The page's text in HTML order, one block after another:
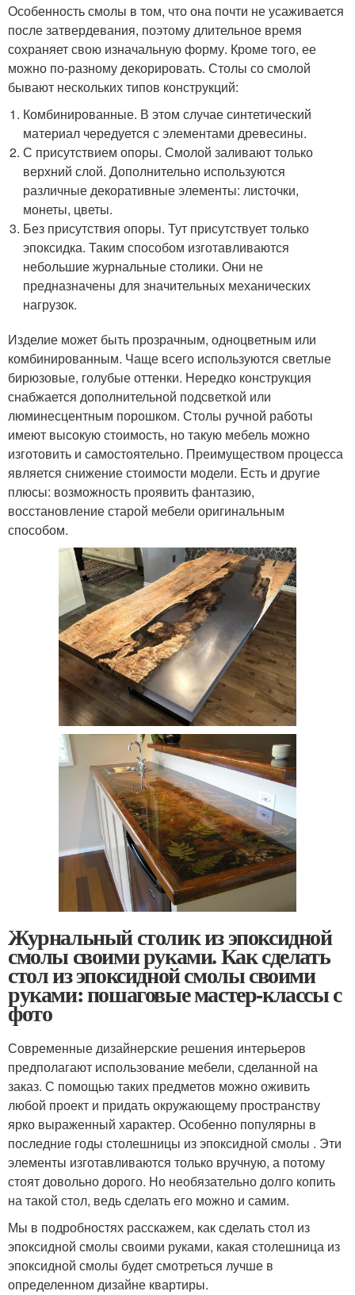
Особенность смолы в том, что она почти не усаживается
после затвердевания, поэтому длительное время
сохраняет свою изначальную форму. Кроме того, ее
можно по-разному декорировать. Столы со смолой
бывают нескольких типов конструкций:
Комбинированные. В этом случае синтетический
материал чередуется с элементами древесины.
С присутствием опоры. Смолой заливают только
верхний слой. Дополнительно используются
различные декоративные элементы: листочки,
монеты, цветы.
Без присутствия опоры. Тут присутствует только
эпоксидка. Таким способом изготавливаются
небольшие журнальные столики. Они не
предназначены для значительных механических
нагрузок.
Изделие может быть прозрачным, одноцветным или
комбинированным. Чаще всего используются светлые
бирюзовые, голубые оттенки. Нередко конструкция
снабжается дополнительной подсветкой или
люминесцентным порошком. Столы ручной работы
имеют высокую стоимость, но такую мебель можно
изготовить и самостоятельно. Преимуществом процесса
является снижение стоимости модели. Есть и другие
плюсы: возможность проявить фантазию,
восстановление старой мебели оригинальным
способом.
Журнальный столик из эпоксидной
смолы своими руками. Как сделать
стол из эпоксидной смолы своими
руками: пошаговые мастер-классы с
фото
Современные дизайнерские решения интерьеров
предполагают использование мебели, сделанной на
заказ. С помощью таких предметов можно оживить
любой проект и придать окружающему пространству
ярко выраженный характер. Особенно популярны в
последние годы столешницы из эпоксидной смолы . Эти
элементы изготавливаются только вручную, а потому
стоят довольно дорого. Но необязательно долго копить
на такой стол, ведь сделать его можно и самим.
Мы в подробностях расскажем, как сделать стол из
эпоксидной смолы своими руками, какая столешница из
эпоксидной смолы будет смотреться лучше в
определенном дизайне квартиры.